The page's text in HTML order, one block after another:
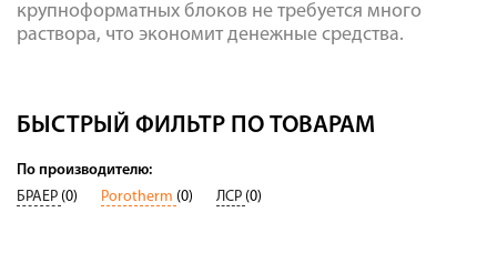
крупноформатных блоков не требуется много
раствора, что экономит денежные средства.
БЫСТРЫЙ ФИЛЬТР ПО ТОВАРАМ
По производителю:
БРАЕР (0) Porotherm (0) ЛСР (0)